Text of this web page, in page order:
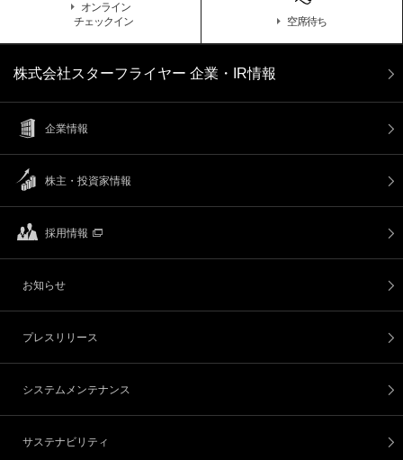
オンライン
チェックイン
空席待ち
株式会社スターフライヤー 企業・IR情報
企業情報
株主・投資家情報
採用情報
お知らせ
プレスリリース
システムメンテナンス
サステナビリティ